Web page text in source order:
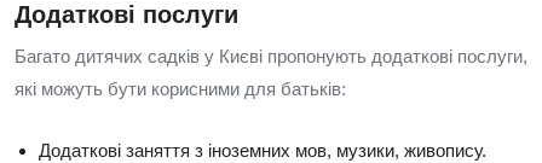
Додаткові послуги
Багато дитячих садків у Києві пропонують додаткові послуги,
які можуть бути корисними для батьків:
Додаткові заняття з іноземних мов, музики, живопису.